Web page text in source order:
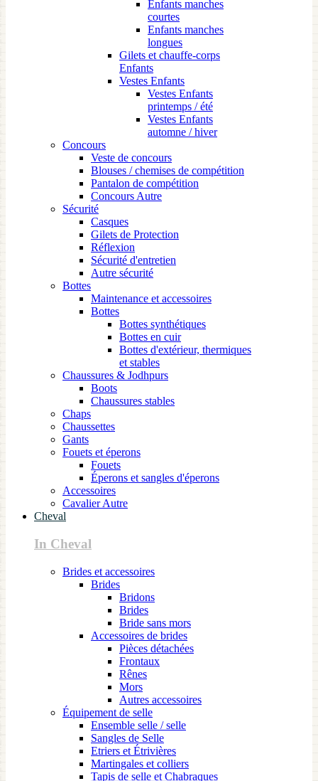
Enfants manches
courtes
Enfants manches
longues
Gilets et chauffe-corps
Enfants
Vestes Enfants
Vestes Enfants
printemps / été
Vestes Enfants
automne / hiver
Concours
Veste de concours
Blouses / chemises de compétition
Pantalon de compétition
Concours Autre
Sécurité
Casques
Gilets de Protection
Réflexion
Sécurité d'entretien
Autre sécurité
Bottes
Maintenance et accessoires
Bottes
Bottes synthétiques
Bottes en cuir
Bottes d'extérieur, thermiques
et stables
Chaussures & Jodhpurs
Boots
Chaussures stables
Chaps
Chaussettes
Gants
Fouets et éperons
Fouets
Éperons et sangles d'éperons
Accessoires
Cavalier Autre
Cheval
In Cheval
Brides et accessoires
Brides
Bridons
Brides
Bride sans mors
Accessoires de brides
Pièces détachées
Frontaux
Rênes
Mors
Autres accessoires
Équipement de selle
Ensemble selle / selle
Sangles de Selle
Etriers et Étrivières
Martingales et colliers
Tapis de selle et Chabraques